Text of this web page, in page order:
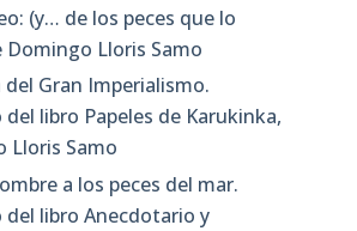
(y… de los peces que lo
Domingo Lloris Samo
del Gran Imperialismo.
libro Papeles de Karukinka,
Lloris Samo
a los peces del mar.
del libro Anecdotario y